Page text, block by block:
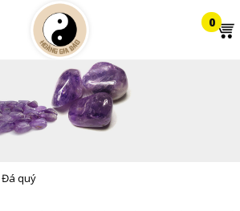
0
Đá quý